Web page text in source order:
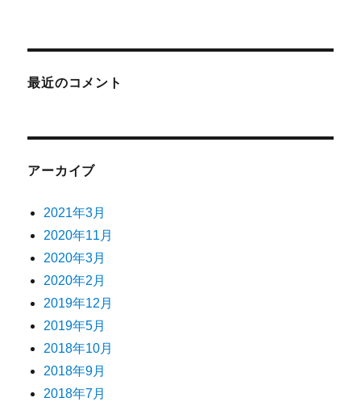
最近のコメント
アーカイブ
2021年3月
2020年11月
2020年3月
2020年2月
2019年12月
2019年5月
2018年10月
2018年9月
2018年7月